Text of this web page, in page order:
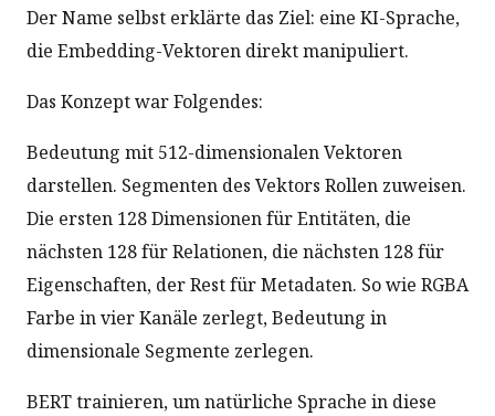
Der Name selbst erklärte das Ziel: eine KI-Sprache,
die Embedding-Vektoren direkt manipuliert.
Das Konzept war Folgendes:
Bedeutung mit 512-dimensionalen Vektoren
darstellen. Segmenten des Vektors Rollen zuweisen.
Die ersten 128 Dimensionen für Entitäten, die
nächsten 128 für Relationen, die nächsten 128 für
Eigenschaften, der Rest für Metadaten. So wie RGBA
Farbe in vier Kanäle zerlegt, Bedeutung in
dimensionale Segmente zerlegen.
BERT trainieren, um natürliche Sprache in diese